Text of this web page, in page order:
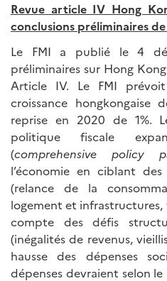
Revue article IV Hong
conclusions préliminaires
Le FMI a publié le 4
préliminaires sur Hong
Article IV. Le FMI
croissance hongkongaise
reprise en 2020 de 1%.
politique fiscale
(comprehensive policy
l’économie en ciblant
(relance de la
logement et
compte des défis
(inégalités de revenus,
hausse des dépenses
dépenses devraient selon le